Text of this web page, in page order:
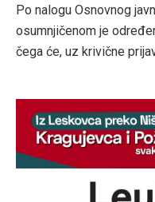
Po nalogu Osnovnog
osumnjičenom je
čega će, uz krivične